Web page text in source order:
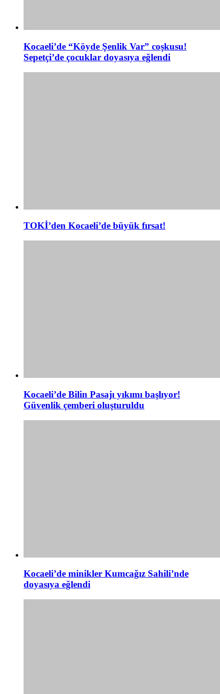
Kocaeli’de “Köyde Şenlik Var” coşkusu!
Sepetçi’de çocuklar doyasıya eğlendi
TOKİ’den Kocaeli’de büyük fırsat!
Kocaeli’de Bilin Pasajı yıkımı başlıyor!
Güvenlik çemberi oluşturuldu
Kocaeli’de minikler Kumcağız Sahili’nde
doyasıya eğlendi